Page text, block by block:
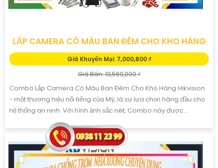
LẮP CAMERA CÓ MÀU BAN ĐÊM CHO KHO HÀNG
Giá Khuyến Mại: 7,000,800 ₫
Giá Bán: 10,560,000 ₫
Combo Lắp Camera Có Màu Ban Đêm Cho Kho Hàng Hikvision
- một thương hiệu nổi tiếng của Mỹ, là sự lựa chọn hàng đầu cho
hệ thống an ninh. Với hình ảnh sắc nét, Combo này được...